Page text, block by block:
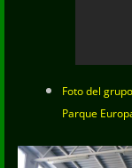
Foto del
Parque